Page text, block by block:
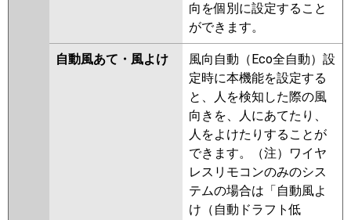
向を個別に設定すること
ができます。
自動風あて・風よけ
風向自動（Eco全自動）設
定時に本機能を設定する
と、人を検知した際の風
向きを、人にあてたり、
人をよけたりすることが
できます。（注）ワイヤ
レスリモコンのみのシス
テムの場合は「自動風よ
け（自動ドラフト低